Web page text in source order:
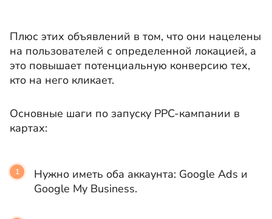
Плюс этих объявлений в том, что они нацелены
на пользователей с определенной локацией, а
это повышает потенциальную конверсию тех,
кто на него кликает.
Основные шаги по запуску PPC-кампании в
картах:
Нужно иметь оба аккаунта: Google Ads и
Google My Business.